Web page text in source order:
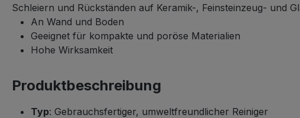
Schleiern und Rückständen auf Keramik-, Feinsteinzeug- und
An Wand und Boden
Geeignet für kompakte und poröse Materialien
Hohe Wirksamkeit
Produktbeschreibung
Typ: Gebrauchsfertiger, umweltfreundlicher Reiniger